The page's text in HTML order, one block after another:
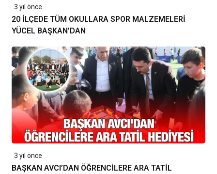
3 yıl önce
20 İLÇEDE TÜM OKULLARA SPOR MALZEMELERİ
YÜCEL BAŞKAN’DAN
3 yıl önce
BAŞKAN AVCI’DAN ÖĞRENCİLERE ARA TATİL